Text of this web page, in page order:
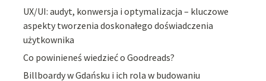
UX/UI: audyt, konwersja i optymalizacja – kluczowe
aspekty tworzenia doskonałego doświadczenia
użytkownika
Co powinieneś wiedzieć o Goodreads?
Billboardy w Gdańsku i ich rola w budowaniu